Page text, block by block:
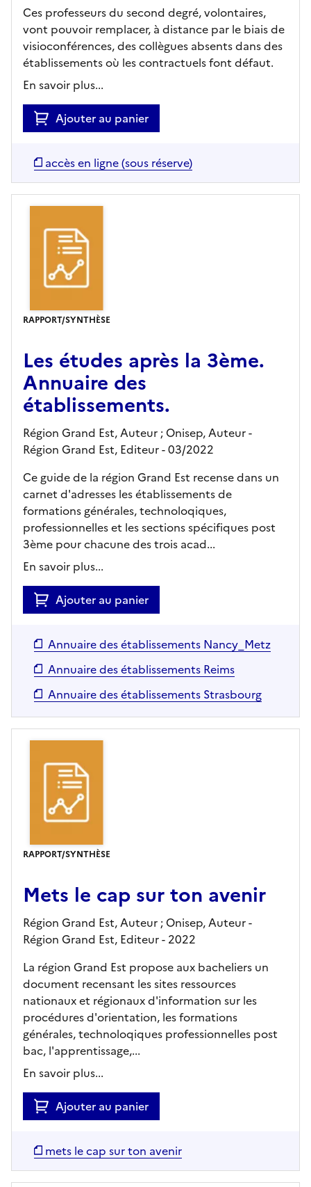
Ces professeurs du second degré, volontaires,
vont pouvoir remplacer, à distance par le biais de
visioconférences, des collègues absents dans des
établissements où les contractuels font défaut.
En savoir plus...
Ajouter au panier
accès en ligne (sous réserve)
RAPPORT/SYNTHÈSE
Les études après la 3ème.
Annuaire des
établissements.
Région Grand Est, Auteur ; Onisep, Auteur -
Région Grand Est, Editeur- 03/2022
Ce guide de la région Grand Est recense dans un
carnet d'adresses les établissements de
formations générales, technoloqiques,
professionnelles et les sections spécifiques post
3ème pour chacune des trois acad...
En savoir plus...
Ajouter au panier
Annuaire des établissements Nancy_Metz
Annuaire des établissements Reims
Annuaire des établissements Strasbourg
RAPPORT/SYNTHÈSE
Mets le cap sur ton avenir
Région Grand Est, Auteur ; Onisep, Auteur -
Région Grand Est, Editeur- 2022
La région Grand Est propose aux bacheliers un
document recensant les sites ressources
nationaux et régionaux d'information sur les
procédures d'orientation, les formations
générales, technoloqiques professionnelles post
bac, l'apprentissage,...
En savoir plus...
Ajouter au panier
mets le cap sur ton avenir